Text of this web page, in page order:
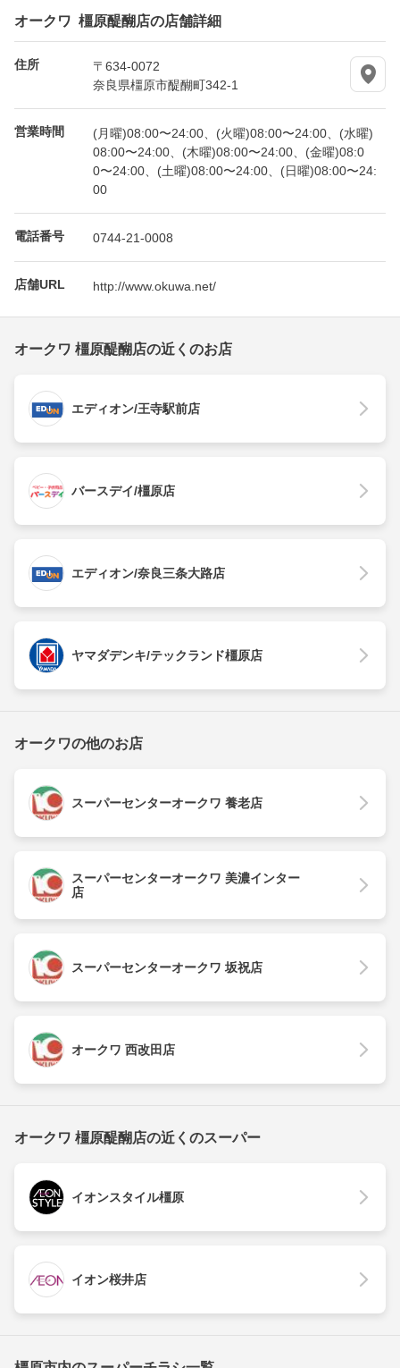
オークワ 橿原醍醐店の店舗詳細
住所
〒634-0072
奈良県橿原市醍醐町342-1
営業時間
(月曜)08:00〜24:00、(火曜)08:00〜24:00、(水曜)
08:00〜24:00、(木曜)08:00〜24:00、(金曜)08:0
0〜24:00、(土曜)08:00〜24:00、(日曜)08:00〜24:
00
電話番号 0744-21-0008
店舗URL http://www.okuwa.net/
オークワ 橿原醍醐店の近くのお店
エディオン/王寺駅前店
バースデイ/橿原店
エディオン/奈良三条大路店
ヤマダデンキ/テックランド橿原店
オークワの他のお店
スーパーセンターオークワ 養老店
スーパーセンターオークワ 美濃インター
店
スーパーセンターオークワ 坂祝店
オークワ 西改田店
オークワ 橿原醍醐店の近くのスーパー
イオンスタイル橿原
イオン桜井店